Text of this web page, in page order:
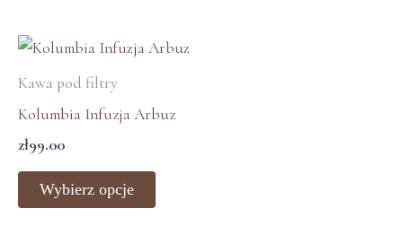
Kawa pod filtry
Kolumbia Infuzja Arbuz
zł99.00
Wybierz opcje
Ten
wiele
Opcje
można